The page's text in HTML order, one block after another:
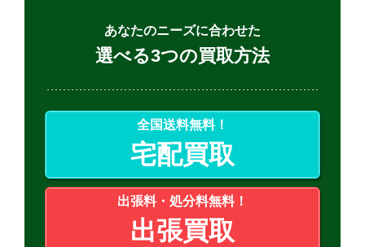
あなたのニーズに合わせた
選べる3つの買取方法
全国送料無料！
宅配買取
出張料・処分料無料！
出張買取